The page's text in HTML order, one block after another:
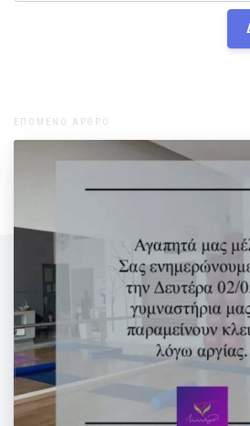
ΕΠΟΜΕΝΟ ΑΡΘΡΟ
Πρωτομαγιά 2022